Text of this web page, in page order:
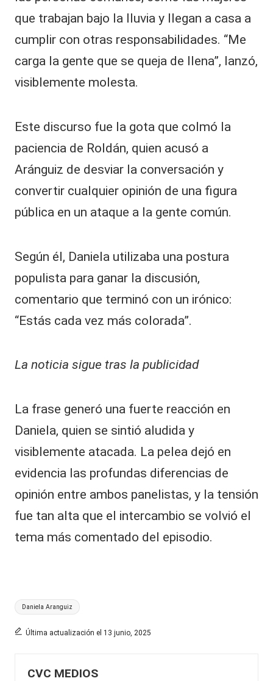
que trabajan bajo la lluvia y llegan a casa a
cumplir con otras responsabilidades. “Me
carga la gente que se queja de llena”, lanzó,
visiblemente molesta.
Este discurso fue la gota que colmó la
paciencia de Roldán, quien acusó a
Aránguiz de desviar la conversación y
convertir cualquier opinión de una figura
pública en un ataque a la gente común.
Según él, Daniela utilizaba una postura
populista para ganar la discusión,
comentario que terminó con un irónico:
“Estás cada vez más colorada”.
La noticia sigue tras la publicidad
La frase generó una fuerte reacción en
Daniela, quien se sintió aludida y
visiblemente atacada. La pelea dejó en
evidencia las profundas diferencias de
opinión entre ambos panelistas, y la tensión
fue tan alta que el intercambio se volvió el
tema más comentado del episodio.
Etiquetas:
Daniela Aranguiz
Última actualización el 13 junio, 2025
CVC MEDIOS